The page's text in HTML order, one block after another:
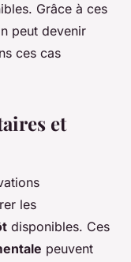
Grâce à ces
peut devenir
ces cas
et
les
disponibles. Ces
peuvent